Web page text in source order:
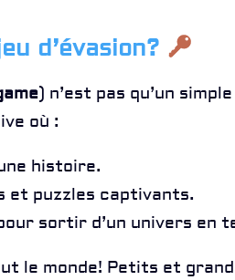
d’évasion?
) n’est pas qu’un
où :
histoire.
et puzzles captivants.
sortir d’un univers en
le monde! Petits et